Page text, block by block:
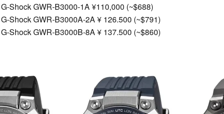
Shock GWR-B3000-1A ¥110,000 (~$688)
Shock GWR-B3000A-2A ¥ 126.500 (~$791)
Shock GWR-B3000B-8A ¥ 137.500 (~$860)